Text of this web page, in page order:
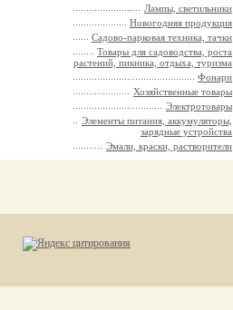
Лампы, светильники
Новогодняя продукция
Садово-парковая техника, тачки
Товары для садоводства, роста
растений, пикника, отдыха, туризма
Фонари
Хозяйственные товары
Электротовары
Элементы питания, аккумуляторы,
зарядные устройства
Эмали, краски, растворители